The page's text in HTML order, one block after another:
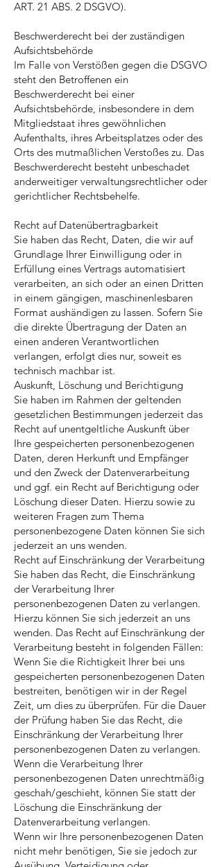
ART. 21 ABS. 2 DSGVO).
Beschwerderecht bei der zuständigen
Aufsichtsbehörde
Im Falle von Verstößen gegen die DSGVO
steht den Betroffenen ein
Beschwerderecht bei einer
Aufsichtsbehörde, insbesondere in dem
Mitgliedstaat ihres gewöhnlichen
Aufenthalts, ihres Arbeitsplatzes oder des
Orts des mutmaßlichen Verstoßes zu. Das
Beschwerderecht besteht unbeschadet
anderweitiger verwaltungsrechtlicher oder
gerichtlicher Rechtsbehelfe.
Recht auf Datenübertragbarkeit
Sie haben das Recht, Daten, die wir auf
Grundlage Ihrer Einwilligung oder in
Erfüllung eines Vertrags automatisiert
verarbeiten, an sich oder an einen Dritten
in einem gängigen, maschinenlesbaren
Format aushändigen zu lassen. Sofern Sie
die direkte Übertragung der Daten an
einen anderen Verantwortlichen
verlangen, erfolgt dies nur, soweit es
technisch machbar ist.
Auskunft, Löschung und Berichtigung
Sie haben im Rahmen der geltenden
gesetzlichen Bestimmungen jederzeit das
Recht auf unentgeltliche Auskunft über
Ihre gespeicherten personenbezogenen
Daten, deren Herkunft und Empfänger
und den Zweck der Datenverarbeitung
und ggf. ein Recht auf Berichtigung oder
Löschung dieser Daten. Hierzu sowie zu
weiteren Fragen zum Thema
personenbezogene Daten können Sie sich
jederzeit an uns wenden.
Recht auf Einschränkung der Verarbeitung
Sie haben das Recht, die Einschränkung
der Verarbeitung Ihrer
personenbezogenen Daten zu verlangen.
Hierzu können Sie sich jederzeit an uns
wenden. Das Recht auf Einschränkung der
Verarbeitung besteht in folgenden Fällen:
Wenn Sie die Richtigkeit Ihrer bei uns
gespeicherten personenbezogenen Daten
bestreiten, benötigen wir in der Regel
Zeit, um dies zu überprüfen. Für die Dauer
der Prüfung haben Sie das Recht, die
Einschränkung der Verarbeitung Ihrer
personenbezogenen Daten zu verlangen.
Wenn die Verarbeitung Ihrer
personenbezogenen Daten unrechtmäßig
geschah/geschieht, können Sie statt der
Löschung die Einschränkung der
Datenverarbeitung verlangen.
Wenn wir Ihre personenbezogenen Daten
nicht mehr benötigen, Sie sie jedoch zur